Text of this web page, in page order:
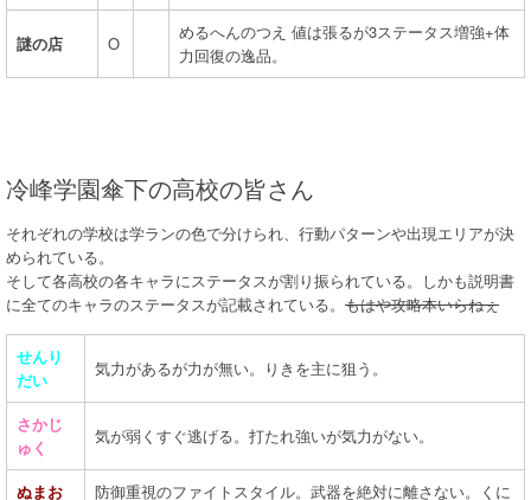
謎の店 O
めるへんのつえ 値は張るが3ステータス増強+体
力回復の逸品。
冷峰学園傘下の高校の皆さん
それぞれの学校は学ランの色で分けられ、行動パターンや出現エリアが決
められている。
そして各高校の各キャラにステータスが割り振られている。しかも説明書
に全てのキャラのステータスが記載されている。 もはや攻略本いらねぇ
せんり
だい
気力があるが力が無い。りきを主に狙う。
さかじ
ゅく
気が弱くすぐ逃げる。打たれ強いが気力がない。
ぬまお
防御重視のファイトスタイル。武器を絶対に離さない。くに